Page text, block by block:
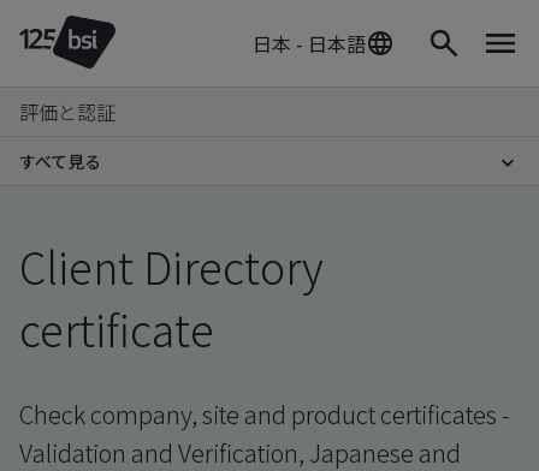
日本 - 日本語
評価と認証
すべて見る
Client Directory
certificate
Check company, site and product certificates -
Validation and Verification, Japanese and